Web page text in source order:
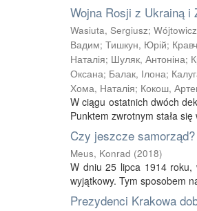
Wojna Rosji z Ukrainą i
Wasiuta, Sergiusz;
Вадим; Тишкун, Юрій;
Наталія; Шуляк, Антоніна;
Оксана; Балак, Ілона;
Хома, Наталія; Кокош,
W ciągu ostatnich dwóch
Punktem zwrotnym stała
Czy jeszcze
Meus, Konrad (2018)
W dniu 25 lipca 1914 roku,
wyjątkowy. Tym sposobem
Prezydenci Krakowa